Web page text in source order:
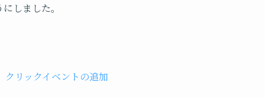
しました。
リックイベントの追加